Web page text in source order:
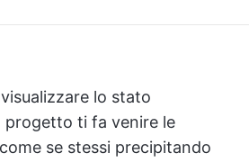
lo stato
progetto ti fa venire le
se stessi precipitando